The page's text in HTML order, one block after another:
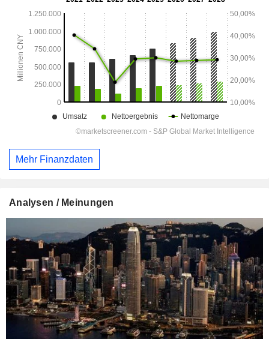
Mehr Finanzdaten
Analysen / Meinungen